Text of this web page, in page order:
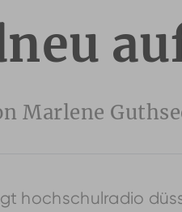
Marlene
hochschulradio